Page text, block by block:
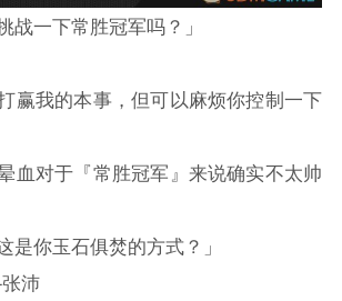
战一下常胜冠军吗？」
赢我的本事，但可以麻烦你控制一下
血对于『常胜冠军』来说确实不太帅
是你玉石俱焚的方式？」
沛